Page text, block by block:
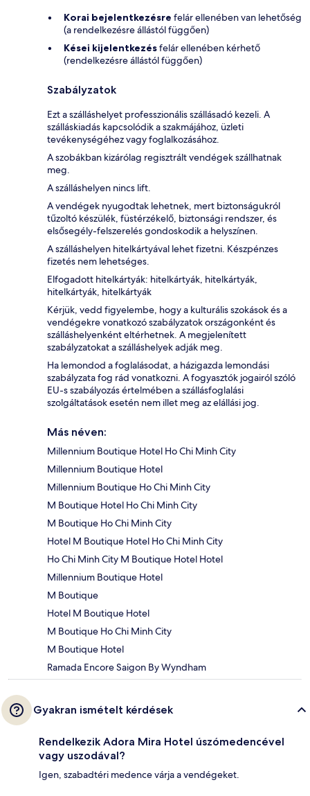
Korai bejelentkezésre felár ellenében van lehetőség
(a rendelkezésre állástól függően)
Kései kijelentkezésfelár ellenében kérhető
(rendelkezésre állástól függően)
Szabályzatok
Ezt a szálláshelyet professzionális szállásadó kezeli. A
szálláskiadás kapcsolódik a szakmájához, üzleti
tevékenységéhez vagy foglalkozásához.
A szobákban kizárólag regisztrált vendégek szállhatnak
meg.
A szálláshelyen nincs lift.
A vendégek nyugodtak lehetnek, mert biztonságukról
tűzoltó készülék, füstérzékelő, biztonsági rendszer, és
elsősegély-felszerelés gondoskodik a helyszínen.
A szálláshelyen hitelkártyával lehet fizetni. Készpénzes
fizetés nem lehetséges.
Elfogadott hitelkártyák: hitelkártyák, hitelkártyák,
hitelkártyák, hitelkártyák
Kérjük, vedd figyelembe, hogy a kulturális szokások és a
vendégekre vonatkozó szabályzatok országonként és
szálláshelyenként eltérhetnek. A megjelenített
szabályzatokat a szálláshelyek adják meg.
Ha lemondod a foglalásodat, a házigazda lemondási
szabályzata fog rád vonatkozni. A fogyasztók jogairól szóló
EU-s szabályozás értelmében a szállásfoglalási
szolgáltatások esetén nem illet meg az elállási jog.
Más néven:
Millennium Boutique Hotel Ho Chi Minh City
Millennium Boutique Hotel
Millennium Boutique Ho Chi Minh City
M Boutique Hotel Ho Chi Minh City
M Boutique Ho Chi Minh City
Hotel M Boutique Hotel Ho Chi Minh City
Ho Chi Minh City M Boutique Hotel Hotel
Millennium Boutique Hotel
M Boutique
Hotel M Boutique Hotel
M Boutique Ho Chi Minh City
M Boutique Hotel
Ramada Encore Saigon By Wyndham
Gyakran ismételt kérdések
Rendelkezik Adora Mira Hotel úszómedencével
vagy uszodával?
Igen, szabadtéri medence várja a vendégeket.